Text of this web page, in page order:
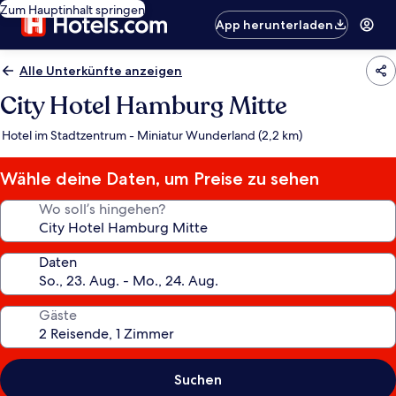
Zum Hauptinhalt springen
App herunterladen
Alle Unterkünfte anzeigen
City Hotel Hamburg Mitte
Hotel im Stadtzentrum - Miniatur Wunderland (2,2 km)
Wähle deine Daten, um Preise zu sehen
Wo soll’s hingehen?
Daten
Gäste
Suchen